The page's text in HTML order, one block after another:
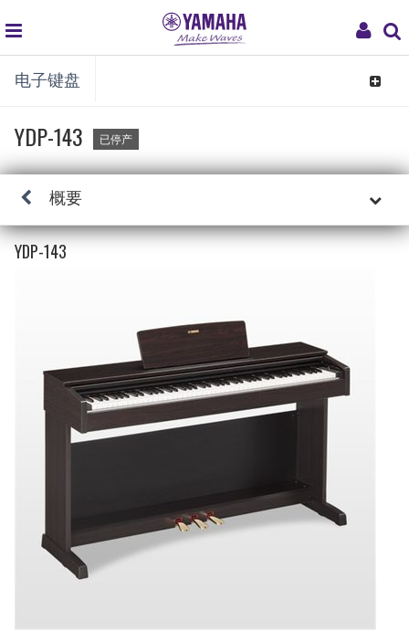
My
global
navigation
电子键盘
Toggle
YDP-143 已停产
概要
YDP-143